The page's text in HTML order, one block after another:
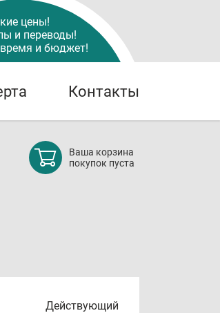
цены!
и переводы!
и бюджет!
Контакты
Ваша корзина
покупок пуста
Действующий